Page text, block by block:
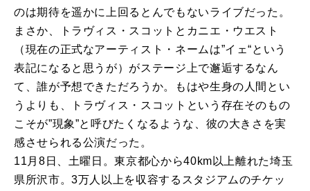
のは期待を遥かに上回るとんでもないライブだった。
まさか、トラヴィス・スコットとカニエ・ウエスト
（現在の正式なアーティスト・ネームは”イェ“という
表記になると思うが）がステージ上で邂逅するなん
て、誰が予想できただろうか。もはや生身の人間とい
うよりも、トラヴィス・スコットという存在そのもの
こそが”現象”と呼びたくなるような、彼の大きさを実
感させられる公演だった。
11月8日、土曜日。東京都心から40km以上離れた埼玉
県所沢市。3万人以上を収容するスタジアムのチケッ